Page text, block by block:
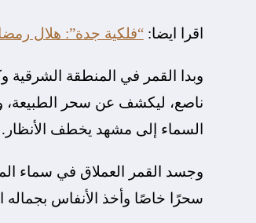
اقرا ايضا:“فلكية جدة”: هلال
وبدا القمر في المنطقة الشرقية
ناصع، ليكشف عن سحر الطبيعة،
السماء إلى مشهد يخطف الأنظار.
وجسد القمر العملاق في سماء
سحرًا خاصًا وأخذ الأنفاس بجماله